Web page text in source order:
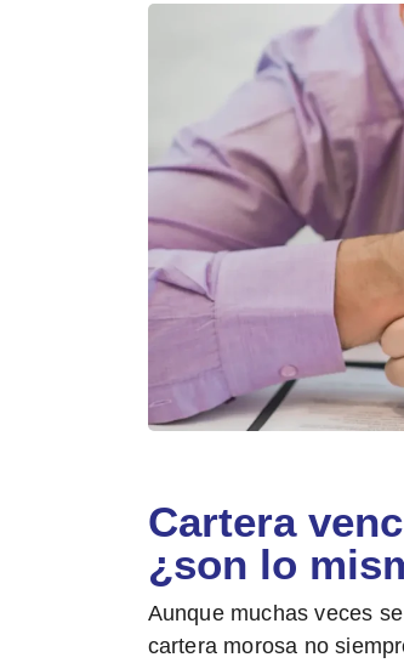
Cartera
¿son lo
Aunque muchas veces
cartera morosa no